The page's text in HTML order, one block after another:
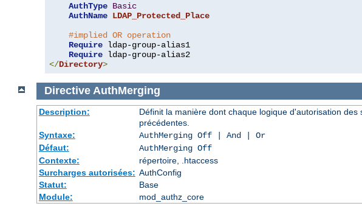
AuthType Basic
AuthName LDAP_Protected_Place
#implied OR operation
Require ldap-group-alias1
Require
</Directory>
Directive AuthMerging
Description:
Définit la manière dont chaque logique d'autorisation
précédentes.
Syntaxe:
AuthMerging Off | And | Or
Défaut:
AuthMerging Off
Contexte:
répertoire, .htaccess
Surcharges autorisées: AuthConfig
Statut:
Base
Module:
mod_authz_core